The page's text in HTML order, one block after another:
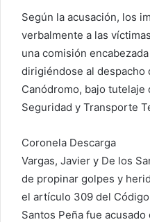
Según la acusación, los
verbalmente a las
una comisión
dirigiéndose al despacho
Canódromo, bajo tutelaje
Seguridad y Transporte
Coronela Descarga
Vargas, Javier y De los
de propinar golpes y
el artículo 309 del
Santos Peña fue